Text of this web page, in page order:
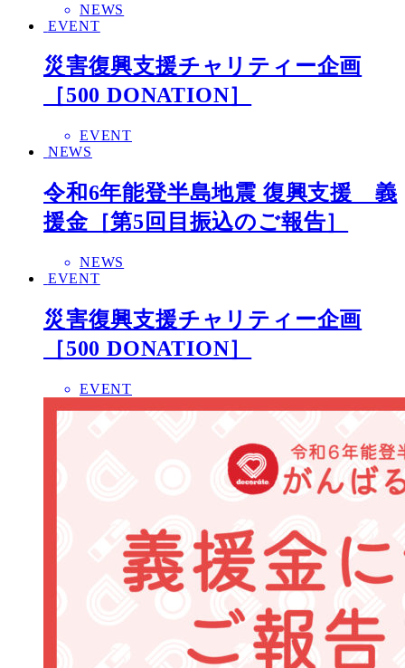
NEWS
EVENT
災害復興支援チャリティー企画
［500 DONATION］
EVENT
NEWS
令和6年能登半島地震 復興支援 義
援金［第5回目振込のご報告］
NEWS
EVENT
災害復興支援チャリティー企画
［500 DONATION］
EVENT